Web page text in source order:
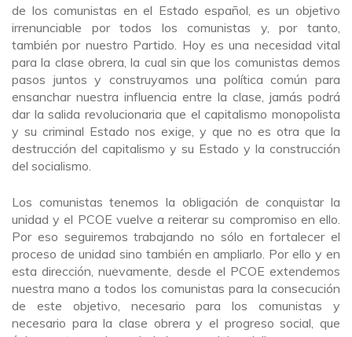
de los comunistas en el Estado español, es un objetivo
irrenunciable por todos los comunistas y, por tanto,
también por nuestro Partido. Hoy es una necesidad vital
para la clase obrera, la cual sin que los comunistas demos
pasos juntos y construyamos una política común para
ensanchar nuestra influencia entre la clase, jamás podrá
dar la salida revolucionaria que el capitalismo monopolista
y su criminal Estado nos exige, y que no es otra que la
destrucción del capitalismo y su Estado y la construcción
del socialismo.
Los comunistas tenemos la obligación de conquistar la
unidad y el PCOE vuelve a reiterar su compromiso en ello.
Por eso seguiremos trabajando no sólo en fortalecer el
proceso de unidad sino también en ampliarlo. Por ello y en
esta dirección, nuevamente, desde el PCOE extendemos
nuestra mano a todos los comunistas para la consecución
de este objetivo, necesario para los comunistas y
necesario para la clase obrera y el progreso social, que